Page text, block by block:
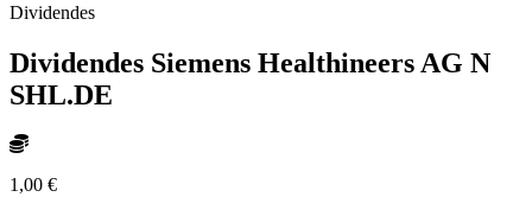
Dividendes
Dividendes Siemens Healthineers AG N
SHL.DE
1,00 €